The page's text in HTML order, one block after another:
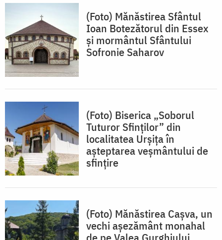
(Foto) Mănăstirea Sfântul
Ioan Botezătorul din Essex
și mormântul Sfântului
Sofronie Saharov
(Foto) Biserica „Soborul
Tuturor Sfinților” din
localitatea Urșița în
așteptarea veșmântului de
sfințire
(Foto) Mănăstirea Cașva, un
vechi așezământ monahal